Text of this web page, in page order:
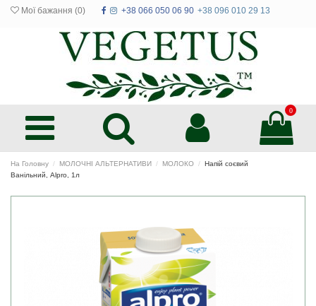
Мої бажання (0) +38 066 050 06 90 +38 096 010 29 13
0
На Головну МОЛОЧНІ АЛЬТЕРНАТИВИ МОЛОКО
Напій соєвий
Ванільний, Alpro, 1л